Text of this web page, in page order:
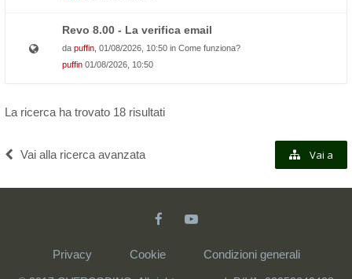
Revo 8.00 - La verifica email
da puffin , 01/08/2026, 10:50 in Come funziona?
puffin 01/08/2026, 10:50
La ricerca ha trovato 18 risultati
Vai alla ricerca avanzata Vai a
Privacy Cookie Condizioni generali